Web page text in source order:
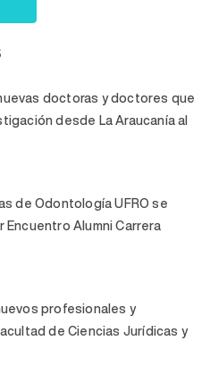
doctoras y doctores que
desde La Araucanía al
de Odontología UFRO se
Encuentro Alumni Carrera
profesionales y
de Ciencias Jurídicas y